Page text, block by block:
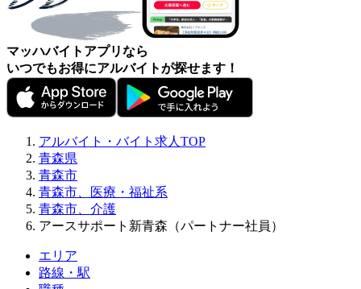
マッハバイトアプリなら
いつでもお得にアルバイトが探せます！
アルバイト・バイト求人TOP
青森県
青森市
青森市、医療・福祉系
青森市、介護
アースサポート新青森（パートナー社員）
エリア
路線・駅